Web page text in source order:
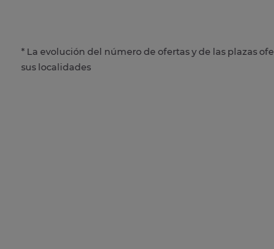
* La evolución del número de ofertas y de las plazas
sus localidades